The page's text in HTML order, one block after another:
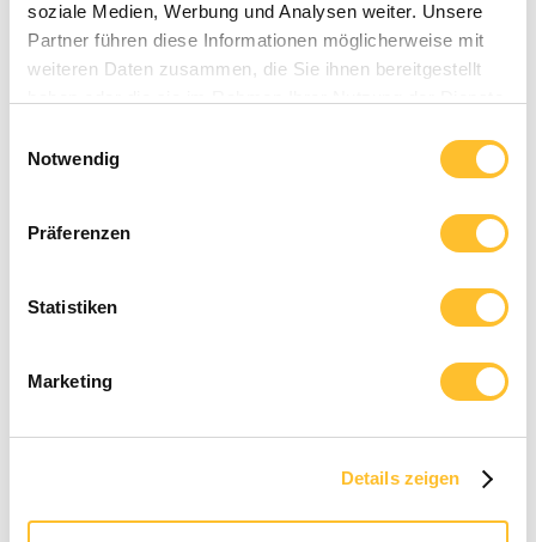
soziale Medien, Werbung und Analysen weiter. Unsere
Partner führen diese Informationen möglicherweise mit
weiteren Daten zusammen, die Sie ihnen bereitgestellt
Notwendig
Präferenzen
Statistiken
Marketing
Details zeigen
Sinnvoll Bauen